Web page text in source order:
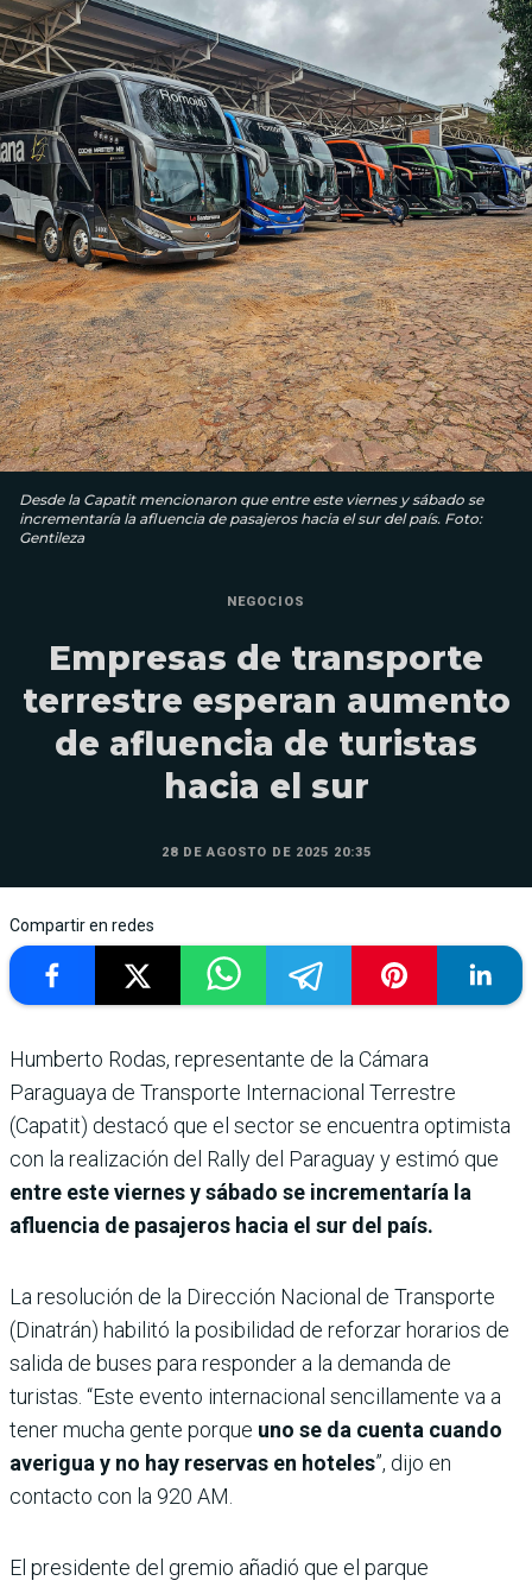
Desde la Capatit mencionaron que entre este viernes y sábado se
incrementaría la afluencia de pasajeros hacia el sur del país. Foto:
Gentileza
NEGOCIOS
Empresas de transporte
terrestre esperan aumento
de afluencia de turistas
hacia el sur
28 DE AGOSTO DE 2025 20:35
Compartir en redes
Humberto Rodas, representante de la Cámara
Paraguaya de Transporte Internacional Terrestre
(Capatit) destacó que el sector se encuentra optimista
con la realización del Rally del Paraguay y estimó que
entre este viernes y sábado se incrementaría la
afluencia de pasajeros hacia el sur del país.
La resolución de la Dirección Nacional de Transporte
(Dinatrán) habilitó la posibilidad de reforzar horarios de
salida de buses para responder a la demanda de
turistas. “Este evento internacional sencillamente va a
tener mucha gente porque uno se da cuenta cuando
averigua y no hay reservas en hoteles”, dijo en
contacto con la 920 AM.
El presidente del gremio añadió que el parque